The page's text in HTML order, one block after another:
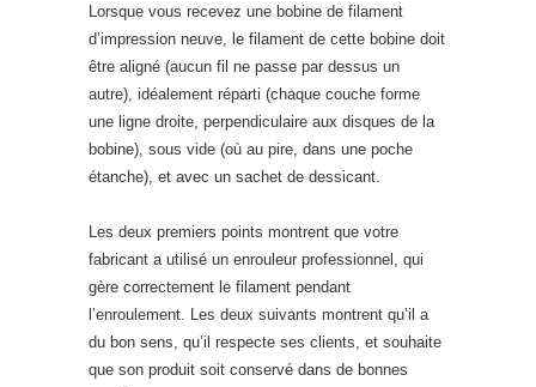
Lorsque vous recevez une bobine de filament
d’impression neuve, le filament de cette bobine doit
être aligné (aucun fil ne passe par dessus un
autre), idéalement réparti (chaque couche forme
une ligne droite, perpendiculaire aux disques de la
bobine), sous vide (où au pire, dans une poche
étanche), et avec un sachet de dessicant.
Les deux premiers points montrent que votre
fabricant a utilisé un enrouleur professionnel, qui
gère correctement le filament pendant
l’enroulement. Les deux suivants montrent qu’il a
du bon sens, qu’il respecte ses clients, et souhaite
que son produit soit conservé dans de bonnes